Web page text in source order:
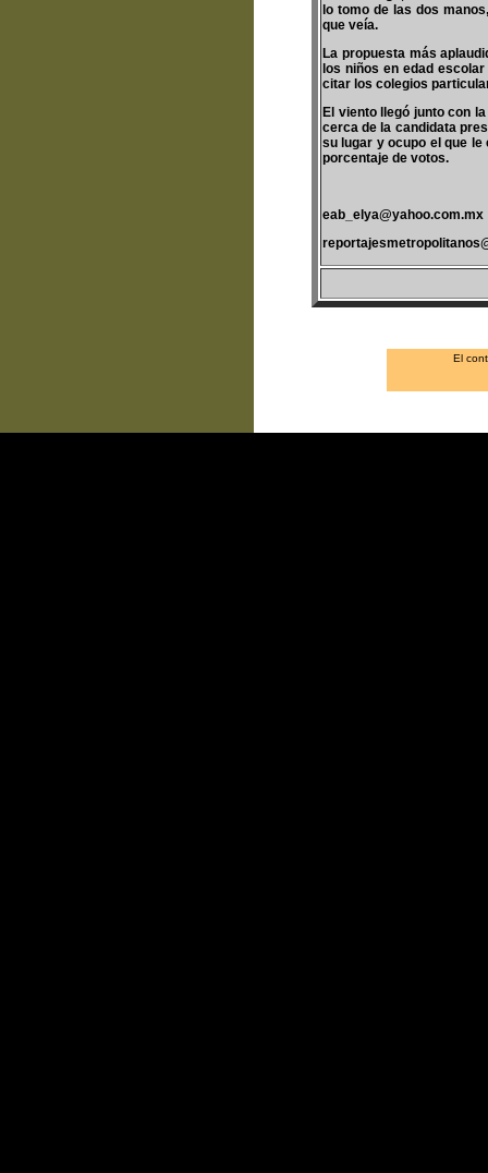
lo tomo de las dos
que veía.
La propuesta más
los niños en edad
citar los colegios
El viento llegó junto con
cerca de la candidata
su lugar y ocupo el que
porcentaje de votos.
eab_elya@yahoo.com.mx
El